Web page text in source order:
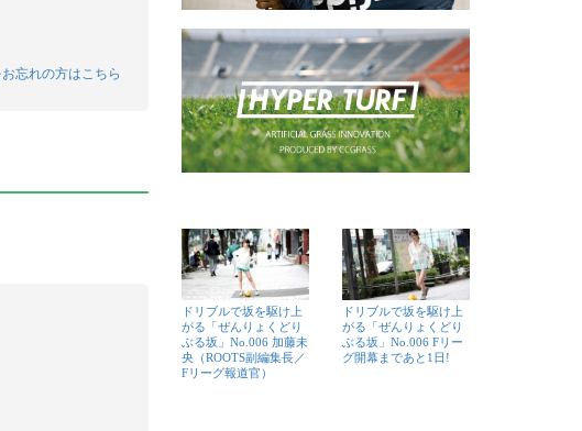
忘れの方はこちら
ドリブルで坂を駆け上
がる「ぜんりょくどり
ぶる坂」No.006 加藤未
央（ROOTS副編集長／
Fリーグ報道官）
ドリブルで坂を駆け上
がる「ぜんりょくどり
ぶる坂」No.006 Fリー
グ開幕まであと1日!